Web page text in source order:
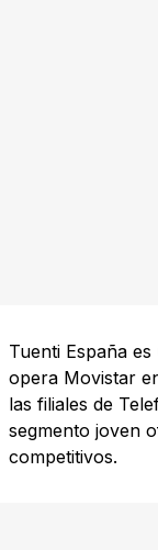
Tuenti España
opera Movistar
las filiales de
segmento joven
competitivos.